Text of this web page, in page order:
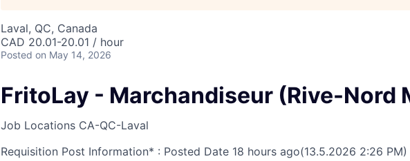
Laval, QC, Canada
CAD 20.01-20.01 / hour
Posted on May 14, 2026
FritoLay - Marchandiseur (Rive-Nord
Job Locations CA-QC-Laval
Requisition Post Information* : Posted Date 18 hours ago(13.5.2026 2:26 PM)